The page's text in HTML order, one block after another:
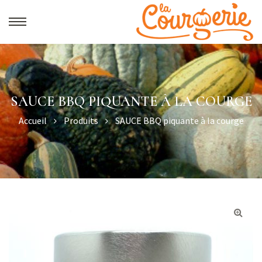
SAUCE BBQ PIQUANTE À LA COURGE
Accueil Produits SAUCE BBQ piquante à la courge